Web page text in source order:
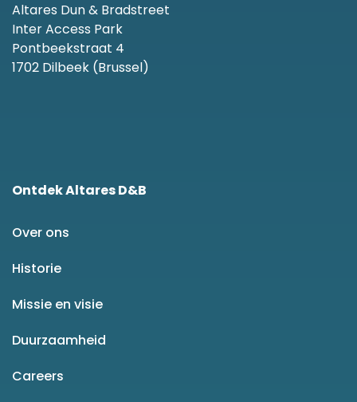
Altares Dun & Bradstreet
Inter Access Park
Pontbeekstraat 4
1702 Dilbeek (Brussel)
Ontdek Altares D&B
Over ons
Historie
Missie en visie
Duurzaamheid
Careers